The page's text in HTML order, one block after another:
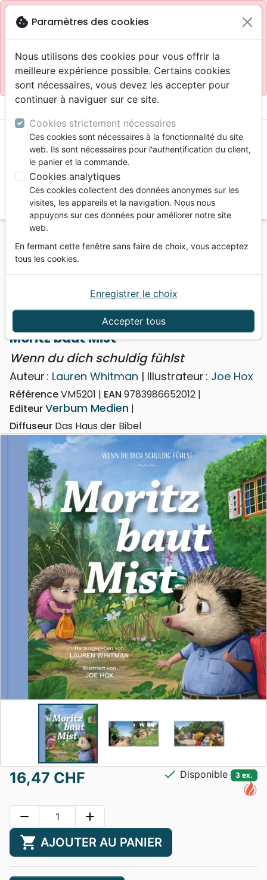
blockSite réservé aux professionnels
Accès pour les professionnels : Se connecter
Site pour le grand public : La Maison de la Bible
menu
Vous ne pouvez pas créer de nouvelle commande
depuis votre pays (United States).
Enfants
4 à 6 ans
Moritz baut Mist - Wenn du dich schuldig fühlst
Moritz baut Mist
Wenn du dich schuldig fühlst
Auteur : Lauren Whitman | Illustrateur : Joe Hox
RéférenceVM5201 EAN 9783986652012
EditeurVerbum Medien
Diffuseur Das Haus der Bibel
16,47 CHF check Disponible 3 ex.
remove add
shopping_cart AJOUTER AU PANIER
cookie Paramètres des cookies
Nous utilisons des cookies pour vous offrir la
meilleure expérience possible. Certains cookies
sont nécessaires, vous devez les accepter pour
continuer à naviguer sur ce site.
Cookies strictement nécessaires
Ces cookies sont nécessaires à la fonctionnalité du site
web. Ils sont nécessaires pour l'authentification du client,
le panier et la commande.
Cookies analytiques
Ces cookies collectent des données anonymes sur les
visites, les appareils et la navigation. Nous nous
appuyons sur ces données pour améliorer notre site
web.
En fermant cette fenêtre sans faire de choix, vous acceptez
tous les cookies.
Accepter tous
Enregistrer le choix